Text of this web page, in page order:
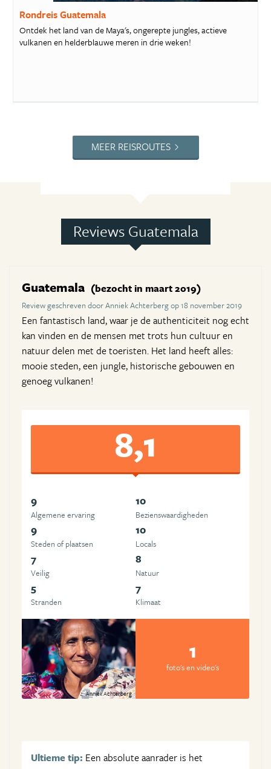
Rondreis Guatemala
Ontdek het land van de Maya's, ongerepte jungles, actieve
vulkanen en helderblauwe meren in drie weken!
MEER REISROUTES
Reviews Guatemala
Guatemala (bezocht in maart 2019)
Review geschreven door Anniek Achterberg op 18 november 2019
Een fantastisch land, waar je de authenticiteit nog echt
kan vinden en de mensen met trots hun cultuur en
natuur delen met de toeristen. Het land heeft alles:
mooie steden, een jungle, historische gebouwen en
genoeg vulkanen!
8,1
9
Algemene ervaring
10
Beziens­waardigheden
9
Steden of plaatsen
10
Locals
7
Veilig
8
Natuur
5
Stranden
7
Klimaat
Anniek Achterberg
1
foto's en video's
Ultieme tip: Een absolute aanrader is het